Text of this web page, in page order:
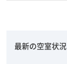
最新の空室状